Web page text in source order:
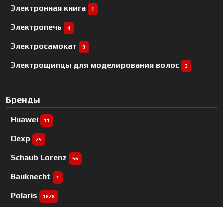
Электронная книга 1
Электропечь 4
Электросамокат 9
Электрощипцы для моделирования волос 3
Бренды
Huawei 11
Dexp 25
Schaub Lorenz 56
Bauknecht 1
Polaris 1828